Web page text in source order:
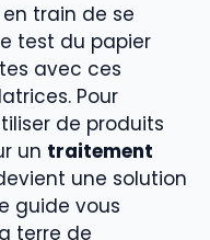
train de se
test du papier
avec ces
Pour
de produits
un traitement
une solution
guide vous
terre de